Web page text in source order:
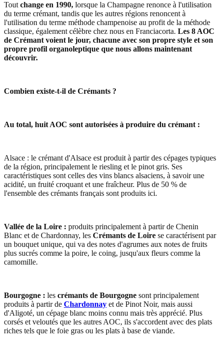
Tout change en 1990, lorsque la Champagne renonce à l'utilisation
du terme crémant, tandis que les autres régions renoncent à
l'utilisation du terme méthode champenoise au profit de la méthode
classique, également célèbre chez nous en Franciacorta. Les 8 AOC
de Crémant voient le jour, chacune avec son propre style et son
propre profil organoleptique que nous allons maintenant
découvrir.
Combien existe-t-il de Crémants ?
Au total, huit AOC sont autorisées à produire du crémant :
Alsace : le crémant d'Alsace est produit à partir des cépages typiques
de la région, principalement le riesling et le pinot gris. Ses
caractéristiques sont celles des vins blancs alsaciens, à savoir une
acidité, un fruité croquant et une fraîcheur. Plus de 50 % de
l'ensemble des crémants français sont produits ici.
Vallée de la Loire : produits principalement à partir de Chenin
Blanc et de Chardonnay, les Crémants de Loire se caractérisent par
un bouquet unique, qui va des notes d'agrumes aux notes de fruits
plus sucrés comme la poire, le coing, jusqu'aux fleurs comme la
camomille.
Bourgogne : les crémants de Bourgogne sont principalement
produits à partir de Chardonnay et de Pinot Noir, mais aussi
d'Aligoté, un cépage blanc moins connu mais très apprécié. Plus
corsés et veloutés que les autres AOC, ils s'accordent avec des plats
riches tels que le foie gras ou les plats à base de viande.